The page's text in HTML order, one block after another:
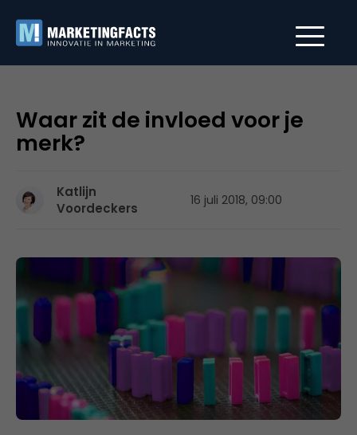
Waar zit de invloed voor je
merk?
Katlijn
Voordeckers
16 juli 2018, 09:00